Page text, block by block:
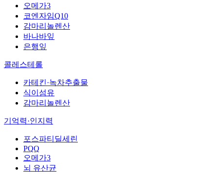
오메가3
코엔자임Q10
감마리놀렌산
바나바잎
은행잎
콜레스테롤
카테킨·녹차추출물
식이섬유
감마리놀렌산
기억력·인지력
포스파티딜세린
PQQ
오메가3
뇌 유산균